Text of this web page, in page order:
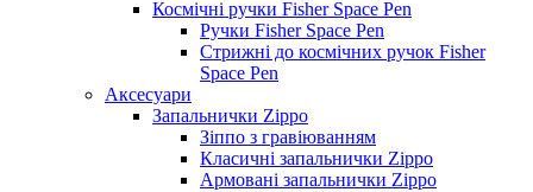
Космічні ручки Fisher Space Pen
Ручки Fisher Space Pen
Стрижні до космічних ручок Fisher
Space Pen
Аксесуари
Запальнички Zippo
Зіппо з гравіюванням
Класичні запальнички Zippo
Армовані запальнички Zippo